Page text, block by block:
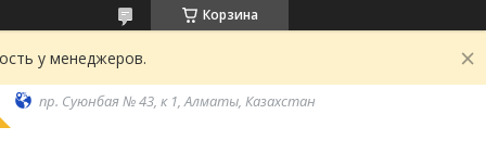
Корзина
у менеджеров.
пр. Суюнбая № 43, к 1, Алматы, Казахстан